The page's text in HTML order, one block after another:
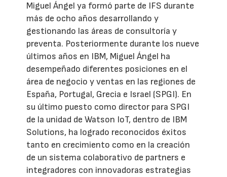
Miguel Ángel ya formó parte de IFS durante
más de ocho años desarrollando y
gestionando las áreas de consultoría y
preventa. Posteriormente durante los nueve
últimos años en IBM, Miguel Ángel ha
desempeñado diferentes posiciones en el
área de negocio y ventas en las regiones de
España, Portugal, Grecia e Israel (SPGI). En
su último puesto como director para SPGI
de la unidad de Watson IoT, dentro de IBM
Solutions, ha logrado reconocidos éxitos
tanto en crecimiento como en la creación
de un sistema colaborativo de partners e
integradores con innovadoras estrategias